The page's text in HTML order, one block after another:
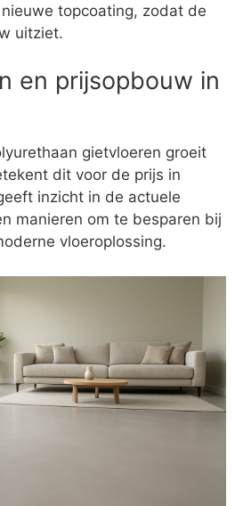
topcoating, zodat de
uitziet.
en prijsopbouw in
gietvloeren groeit
dit voor de prijs in
inzicht in de actuele
manieren om te besparen bij
vloeroplossing.